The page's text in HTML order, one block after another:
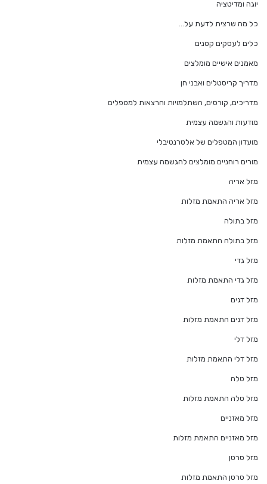
יוגה ומדיטציה
כל מה שרצית לדעת על…
כלים לעסקים קטנים
מאמנים אישיים מומלצים
מדריך קריסטלים ואבני חן
מדריכים, קורסים, השתלמויות והרצאות למטפלים
מודעות והגשמה עצמית
מועדון המטפלים של אלטרנטיבלי
מורים רוחניים מומלצים להגשמה עצמית
מזל אריה
מזל אריה התאמת מזלות
מזל בתולה
מזל בתולה התאמת מזלות
מזל גדי
מזל גדי התאמת מזלות
מזל דגים
מזל דגים התאמת מזלות
מזל דלי
מזל דלי התאמת מזלות
מזל טלה
מזל טלה התאמת מזלות
מזל מאזניים
מזל מאזניים התאמת מזלות
מזל סרטן
מזל סרטן התאמת מזלות